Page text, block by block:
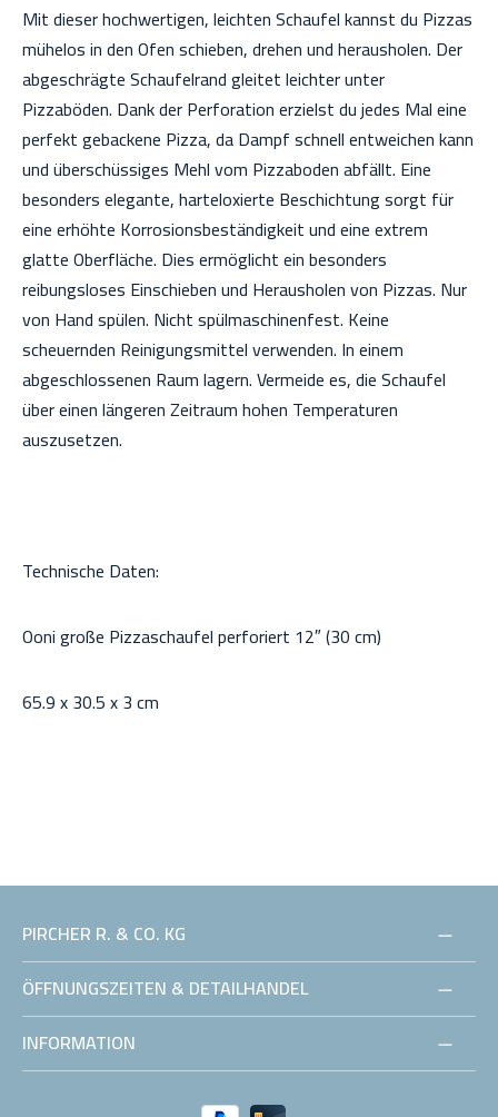
Mit dieser hochwertigen, leichten Schaufel kannst du Pizzas
mühelos in den Ofen schieben, drehen und herausholen. Der
abgeschrägte Schaufelrand gleitet leichter unter
Pizzaböden. Dank der Perforation erzielst du jedes Mal eine
perfekt gebackene Pizza, da Dampf schnell entweichen kann
und überschüssiges Mehl vom Pizzaboden abfällt. Eine
besonders elegante, harteloxierte Beschichtung sorgt für
eine erhöhte Korrosionsbeständigkeit und eine extrem
glatte Oberfläche. Dies ermöglicht ein besonders
reibungsloses Einschieben und Herausholen von Pizzas. Nur
von Hand spülen. Nicht spülmaschinenfest. Keine
scheuernden Reinigungsmittel verwenden. In einem
abgeschlossenen Raum lagern. Vermeide es, die Schaufel
über einen längeren Zeitraum hohen Temperaturen
auszusetzen.
Technische Daten:
Ooni große Pizzaschaufel perforiert 12″ (30 cm)
65.9 x 30.5 x 3 cm
Lieferumfang:
Ooni UU-P06401 Pizzaschieber preforiert
PIRCHER R. & CO. KG
ÖFFNUNGSZEITEN & DETAILHANDEL
INFORMATION